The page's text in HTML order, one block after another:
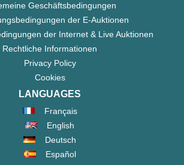
Geschäftsbedingungen
der E-Auktionen
der Internet & Live Auktionen
Rechtliche Informationen
Privacy Policy
Cookies
LANGUAGES
Français
English
Deutsch
Español